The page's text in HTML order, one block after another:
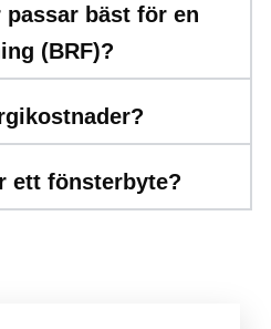
bäst för en
(BRF)?
ett fönsterbyte?